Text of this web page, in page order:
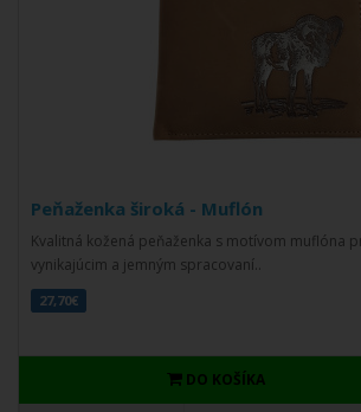
Peňaženka široká - Muflón
Kvalitná kožená peňaženka s motívom muflóna
vynikajúcim a jemným spracovaní..
27,70€
DO KOŠÍKA